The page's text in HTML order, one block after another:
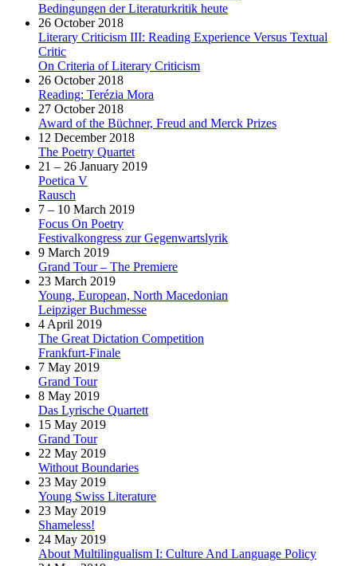
Bedingungen der Literaturkritik heute
26 October 2018
Literary Criticism III: Reading Experience Versus Textual
Critic
On Criteria of Literary Criticism
26 October 2018
Reading: Terézia Mora
27 October 2018
Award of the Büchner, Freud and Merck Prizes
12 December 2018
The Poetry Quartet
21 – 26 January 2019
Poetica V
Rausch
7 – 10 March 2019
Focus On Poetry
Festivalkongress zur Gegenwartslyrik
9 March 2019
Grand Tour – The Premiere
23 March 2019
Young, European, North Macedonian
Leipziger Buchmesse
4 April 2019
The Great Dictation Competition
Frankfurt-Finale
7 May 2019
Grand Tour
8 May 2019
Das Lyrische Quartett
15 May 2019
Grand Tour
22 May 2019
Without Boundaries
23 May 2019
Young Swiss Literature
23 May 2019
Shameless!
24 May 2019
About Multilingualism I: Culture And Language Policy